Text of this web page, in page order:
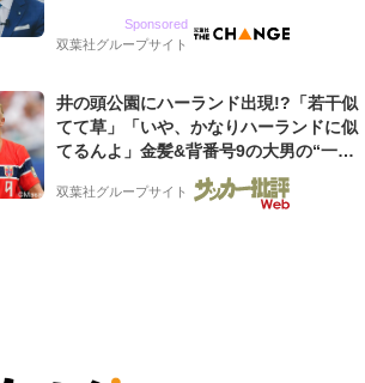
グ会社のアイデンティティ
Sponsored
双葉社グループサイト
井の頭公園にハーランド出現!?「若干似
てて草」「いや、かなりハーランドに似
てるんよ」金髪&背番号9の大男の“一人
バイキング・ロー”映像が話題!「元気を
もらった」
双葉社グループサイト